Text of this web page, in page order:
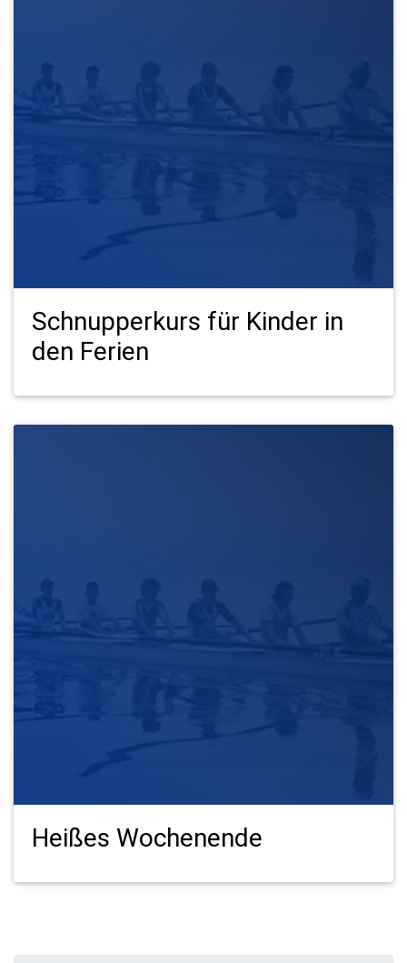
Schnupperkurs für Kinder in
den Ferien
Heißes Wochenende